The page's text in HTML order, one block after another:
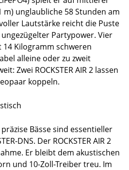
m) unglaubliche 58 Stunden am
Lautstärke reicht die Puste
Partypower. Vier
Kilogramm schweren
alleine oder zu zweit
Zwei ROCKSTER AIR 2 lassen
koppeln.
Bässe sind essentieller
DNS. Der ROCKSTER AIR 2
Er bleibt dem akustischen
und 10-Zoll-Treiber treu. Im